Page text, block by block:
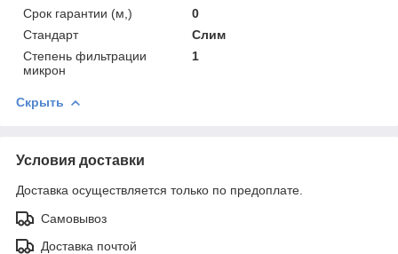
Срок гарантии (м,)
0
Стандарт
Слим
Степень фильтрации
микрон
1
Скрыть
Условия доставки
Доставка осуществляется только по предоплате.
Самовывоз
Доставка почтой